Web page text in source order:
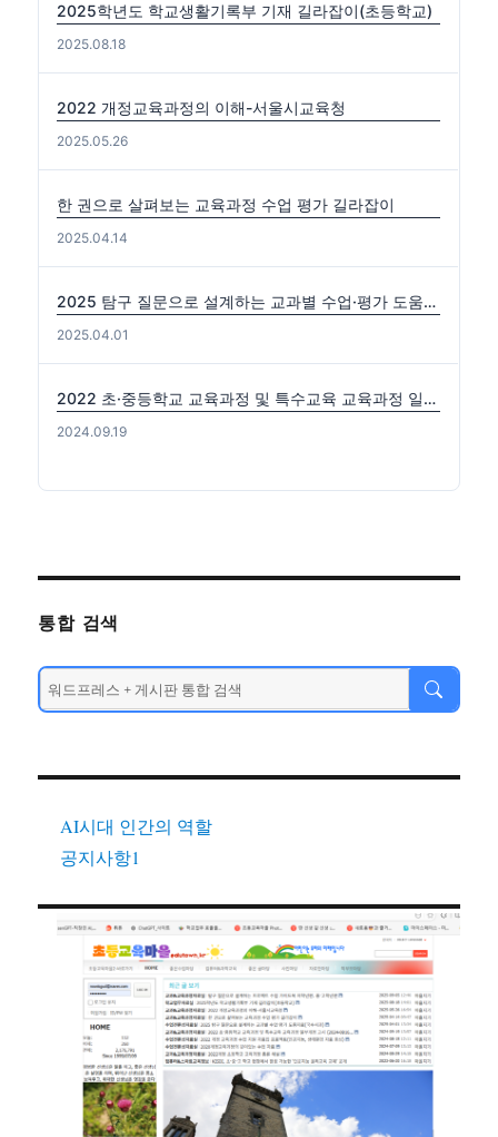
2025학년도 학교생활기록부 기재 길라잡이(초등학교)
2025.08.18
2022 개정교육과정의 이해-서울시교육청
2025.05.26
한 권으로 살펴보는 교육과정 수업 평가 길라잡이
2025.04.14
2025 탐구 질문으로 설계하는 교과별 수업·평가 도움자료(국수사과)
2025.04.01
2022 초·중등학교 교육과정 및 특수교육 교육과정 일부개정 고시 (2024-0816) 출처: https://edutown.tistory.com/1594 [초등교육마을2:티스토리]
2024.09.19
통합 검색
AI시대 인간의 역할
공지사항1